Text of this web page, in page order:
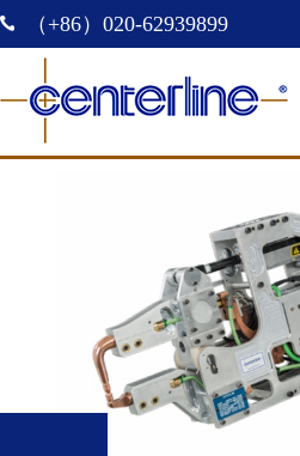
（+86）020-62939899